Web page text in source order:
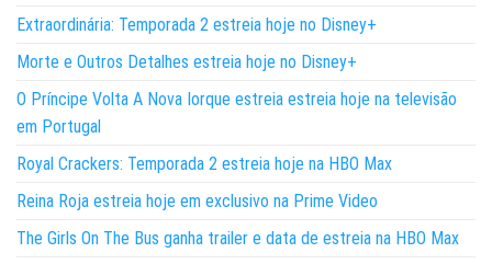
Extraordinária: Temporada 2 estreia hoje no Disney+
Morte e Outros Detalhes estreia hoje no Disney+
O Príncipe Volta A Nova Iorque estreia estreia hoje na televisão
em Portugal
Royal Crackers: Temporada 2 estreia hoje na HBO Max
Reina Roja estreia hoje em exclusivo na Prime Video
The Girls On The Bus ganha trailer e data de estreia na HBO Max